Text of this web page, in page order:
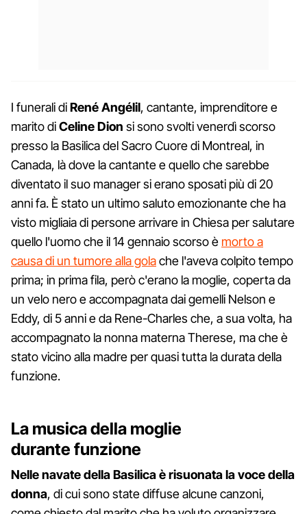
I funerali diRené Angélil, cantante, imprenditore e
marito diCeline Dion si sono svolti venerdì scorso
presso la Basilica del Sacro Cuore di Montreal, in
Canada, là dove la cantante e quello che sarebbe
diventato il suo manager si erano sposati più di 20
anni fa. È stato un ultimo saluto emozionante che ha
visto migliaia di persone arrivare in Chiesa per salutare
quello l'uomo che il 14 gennaio scorso è morto a
causa di un tumore alla golache l'aveva colpito tempo
prima; in prima fila, però c'erano la moglie, coperta da
un velo nero e accompagnata dai gemelli Nelson e
Eddy, di 5 anni e da Rene-Charles che, a sua volta, ha
accompagnato la nonna materna Therese, ma che è
stato vicino alla madre per quasi tutta la durata della
funzione.
La musica della moglie
durante funzione
Nelle navate della Basilica è risuonata la voce della
donna, di cui sono state diffuse alcune canzoni,